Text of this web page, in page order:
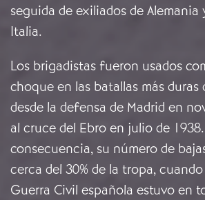
seguida de exiliados de Alemania
Italia.
Los brigadistas fueron usados
choque en las batallas más duras
desde la defensa de Madrid en
al cruce del Ebro en julio de
consecuencia, su número de
cerca del 30% de la tropa,
Guerra Civil española estuvo en